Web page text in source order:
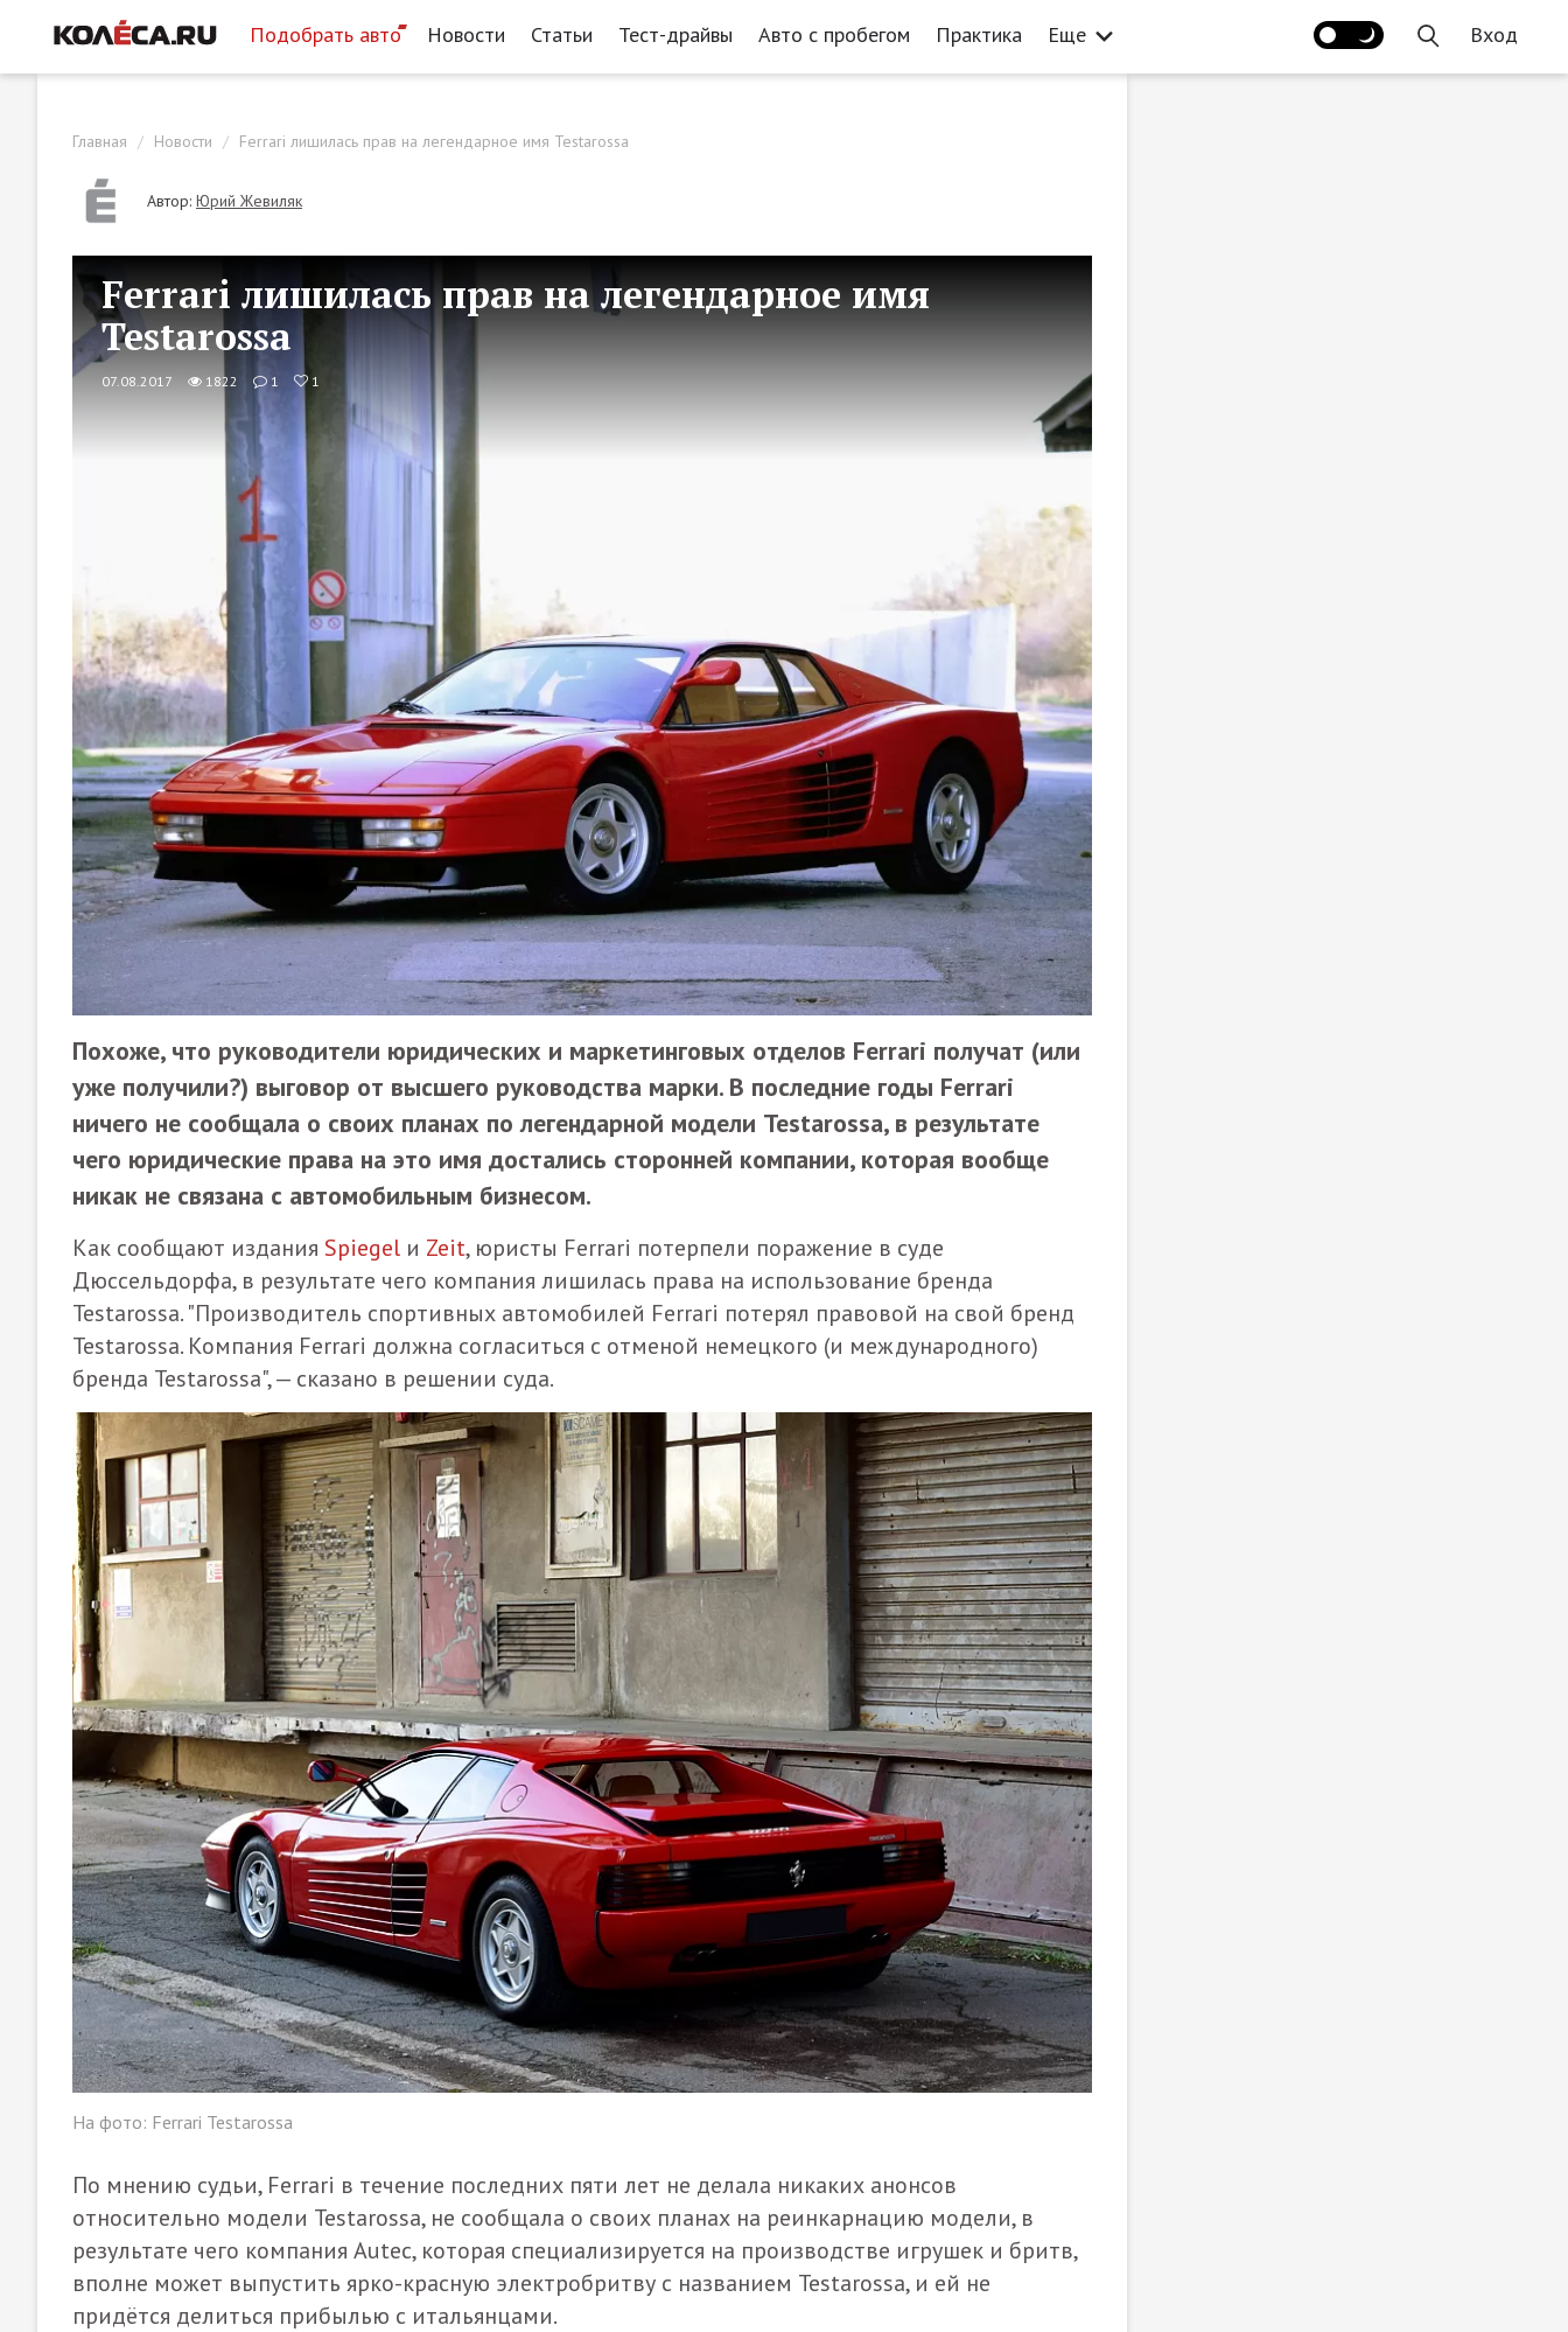
Подобрать авто Новости Статьи Тест-драйвы Авто с пробегом Практика Еще Вход
Главная Новости Ferrari лишилась прав на легендарное имя Testarossa
Автор: Юрий Жевиляк
Ferrari лишилась прав на легендарное имя
Testarossa
07.08.2017 1822 1 1
Похоже, что руководители юридических и маркетинговых отделов Ferrari получат (или
уже получили?) выговор от высшего руководства марки. В последние годы Ferrari
ничего не сообщала о своих планах по легендарной модели Testarossa, в результате
чего юридические права на это имя достались сторонней компании, которая вообще
никак не связана с автомобильным бизнесом.
Как сообщают издания Spiegel и Zeit, юристы Ferrari потерпели поражение в суде
Дюссельдорфа, в результате чего компания лишилась права на использование бренда
Testarossa. "Производитель спортивных автомобилей Ferrari потерял правовой на свой бренд
Testarossa. Компания Ferrari должна согласиться с отменой немецкого (и международного)
бренда Testarossa", — сказано в решении суда.
На фото: Ferrari Testarossa
По мнению судьи, Ferrari в течение последних пяти лет не делала никаких анонсов
относительно модели Testarossa, не сообщала о своих планах на реинкарнацию модели, в
результате чего компания Autec, которая специализируется на производстве игрушек и бритв,
вполне может выпустить ярко-красную электробритву с названием Testarossa, и ей не
придётся делиться прибылью с итальянцами.